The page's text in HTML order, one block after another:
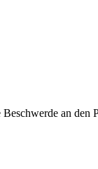
an den